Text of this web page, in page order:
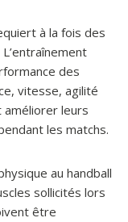
à la fois des
des
vitesse, agilité
améliorer leurs
les matchs.
au handball
sollicités lors
être